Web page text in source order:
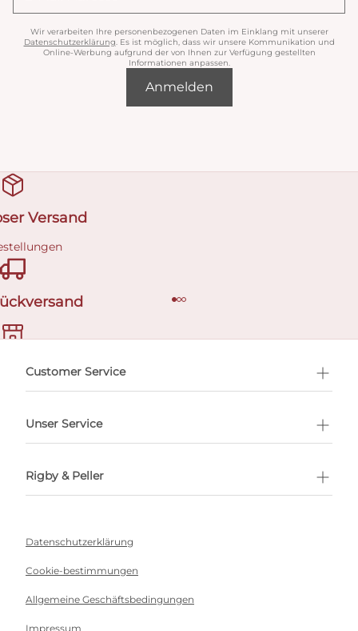
Wir verarbeiten Ihre personenbezogenen Daten im Einklang mit unserer
Datenschutzerklärung. Es ist möglich, dass wir unsere Kommunikation und
Online-Werbung aufgrund der von Ihnen zur Verfügung gestellten
Informationen anpassen.
Anmelden
Versand
buchen
Customer Service
Unser Service
Rigby & Peller
Datenschutzerklärung
Cookie-bestimmungen
Allgemeine Geschäftsbedingungen
Impressum